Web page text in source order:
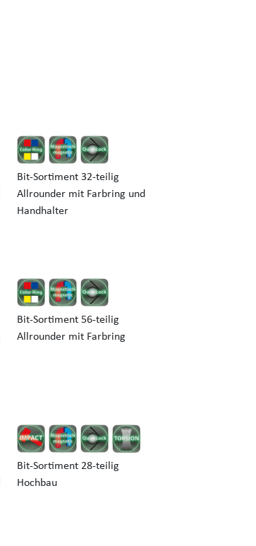
Bit-Sortiment 32-teilig
Allrounder mit Farbring und
Handhalter
Bit-Sortiment 56-teilig
Allrounder mit Farbring
Bit-Sortiment 28-teilig
Hochbau